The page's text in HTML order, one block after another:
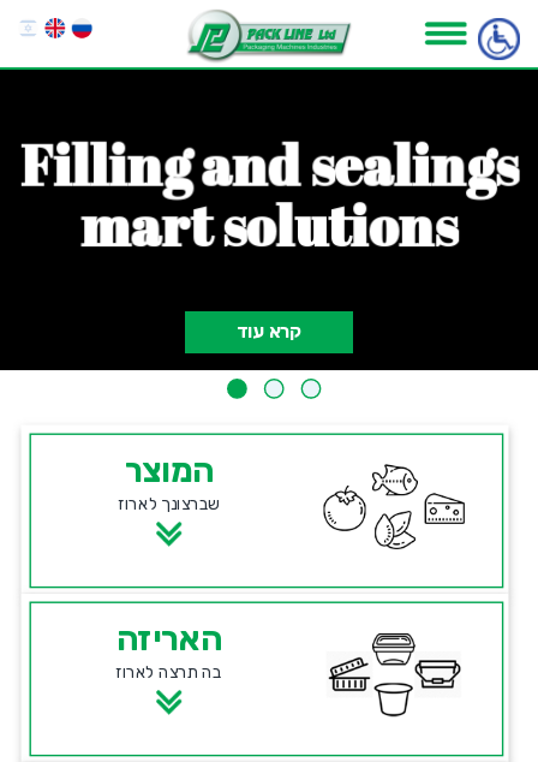
קרא עוד
Fillingandsealings
martsolutions
המוצר
שברצונך לארוז
האריזה
בה תרצה לארוז